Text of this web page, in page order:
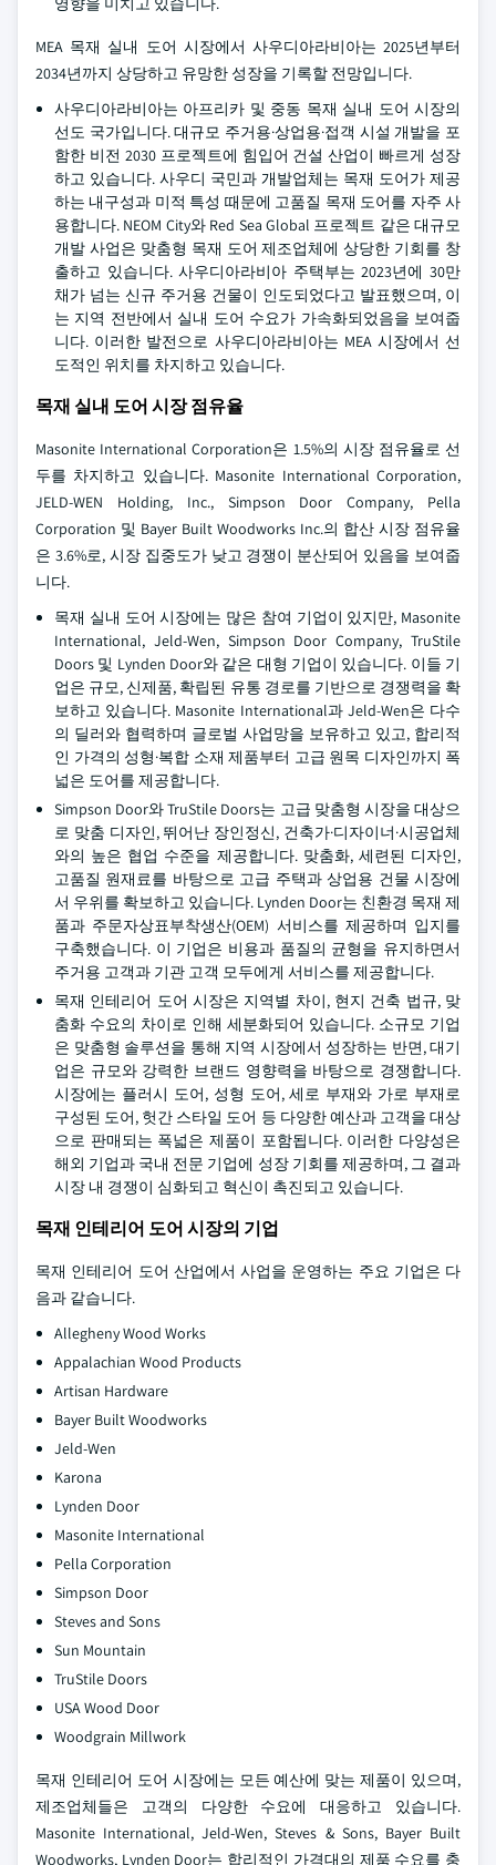
MEA 목재 실내 도어 시장에서 사우디아라비아는 2025년부터
2034년까지 상당하고 유망한 성장을 기록할 전망입니다.
사우디아라비아는 아프리카 및 중동 목재 실내 도어 시장의
선도 국가입니다. 대규모 주거용·상업용·접객 시설 개발을 포
함한 비전 2030 프로젝트에 힘입어 건설 산업이 빠르게 성장
하고 있습니다. 사우디 국민과 개발업체는 목재 도어가 제공
하는 내구성과 미적 특성 때문에 고품질 목재 도어를 자주 사
용합니다. NEOM City와 Red Sea Global 프로젝트 같은 대규모
개발 사업은 맞춤형 목재 도어 제조업체에 상당한 기회를 창
출하고 있습니다. 사우디아라비아 주택부는 2023년에 30만
채가 넘는 신규 주거용 건물이 인도되었다고 발표했으며, 이
는 지역 전반에서 실내 도어 수요가 가속화되었음을 보여줍
니다. 이러한 발전으로 사우디아라비아는 MEA 시장에서 선
도적인 위치를 차지하고 있습니다.
목재 실내 도어 시장 점유율
Masonite International Corporation은 1.5%의 시장 점유율로 선
두를 차지하고 있습니다. Masonite International Corporation,
JELD-WEN Holding, Inc., Simpson Door Company, Pella
Corporation 및 Bayer Built Woodworks Inc.의 합산 시장 점유율
은 3.6%로, 시장 집중도가 낮고 경쟁이 분산되어 있음을 보여줍
니다.
목재 실내 도어 시장에는 많은 참여 기업이 있지만, Masonite
International, Jeld-Wen, Simpson Door Company, TruStile
Doors 및 Lynden Door와 같은 대형 기업이 있습니다. 이들 기
업은 규모, 신제품, 확립된 유통 경로를 기반으로 경쟁력을 확
보하고 있습니다. Masonite International과 Jeld-Wen은 다수
의 딜러와 협력하며 글로벌 사업망을 보유하고 있고, 합리적
인 가격의 성형·복합 소재 제품부터 고급 원목 디자인까지 폭
넓은 도어를 제공합니다.
Simpson Door와 TruStile Doors는 고급 맞춤형 시장을 대상으
로 맞춤 디자인, 뛰어난 장인정신, 건축가·디자이너·시공업체
와의 높은 협업 수준을 제공합니다. 맞춤화, 세련된 디자인,
고품질 원재료를 바탕으로 고급 주택과 상업용 건물 시장에
서 우위를 확보하고 있습니다. Lynden Door는 친환경 목재 제
품과 주문자상표부착생산(OEM) 서비스를 제공하며 입지를
구축했습니다. 이 기업은 비용과 품질의 균형을 유지하면서
주거용 고객과 기관 고객 모두에게 서비스를 제공합니다.
목재 인테리어 도어 시장은 지역별 차이, 현지 건축 법규, 맞
춤화 수요의 차이로 인해 세분화되어 있습니다. 소규모 기업
은 맞춤형 솔루션을 통해 지역 시장에서 성장하는 반면, 대기
업은 규모와 강력한 브랜드 영향력을 바탕으로 경쟁합니다.
시장에는 플러시 도어, 성형 도어, 세로 부재와 가로 부재로
구성된 도어, 헛간 스타일 도어 등 다양한 예산과 고객을 대상
으로 판매되는 폭넓은 제품이 포함됩니다. 이러한 다양성은
해외 기업과 국내 전문 기업에 성장 기회를 제공하며, 그 결과
시장 내 경쟁이 심화되고 혁신이 촉진되고 있습니다.
목재 인테리어 도어 시장의 기업
목재 인테리어 도어 산업에서 사업을 운영하는 주요 기업은 다
음과 같습니다.
Allegheny Wood Works
Appalachian Wood Products
Artisan Hardware
Bayer Built Woodworks
Jeld-Wen
Karona
Lynden Door
Masonite International
Pella Corporation
Simpson Door
Steves and Sons
Sun Mountain
TruStile Doors
USA Wood Door
Woodgrain Millwork
목재 인테리어 도어 시장에는 모든 예산에 맞는 제품이 있으며,
제조업체들은 고객의 다양한 수요에 대응하고 있습니다.
Masonite International, Jeld-Wen, Steves & Sons, Bayer Built
Woodworks, Lynden Door는 합리적인 가격대의 제품 수요를 충